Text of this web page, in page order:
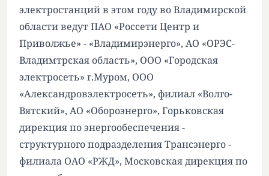
электростанций в этом году во Владимирской
области ведут ПАО «Россети Центр и
Приволжье» - «Владимирэнерго», АО «ОРЭС-
Владимтрская область», ООО «Городская
электросеть» г.Муром, ООО
«Александровэлектросеть», филиал «Волго-
Вятский», АО «Обороэнерго», Горьковская
дирекция по энергообеспечения -
структурного подразделения Трансэнерго -
филиала ОАО «РЖД», Московская дирекция по